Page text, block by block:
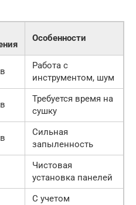
Особенности
Работа с
инструментом, шум
Требуется время на
сушку
Сильная
запыленность
Чистовая
установка панелей
С учетом